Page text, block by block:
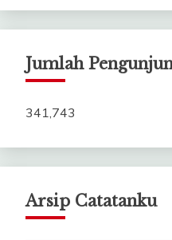
Jumlah
341,743
Arsip Catatanku